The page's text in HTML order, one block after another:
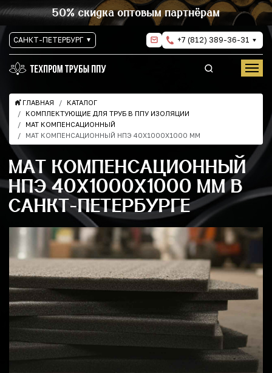
50% скидка оптовым партнёрам
САНКТ-ПЕТЕРБУРГ +7 (812) 389-36-31
ГЛАВНАЯ
КАТАЛОГ
КОМПЛЕКТУЮЩИЕ ДЛЯ ТРУБ В ППУ ИЗОЛЯЦИИ
МАТ КОМПЕНСАЦИОННЫЙ
МАТ КОМПЕНСАЦИОННЫЙ НПЭ 40Х1000Х1000 ММ
МАТ КОМПЕНСАЦИОННЫЙ
НПЭ 40Х1000Х1000 ММ В
САНКТ-ПЕТЕРБУРГЕ